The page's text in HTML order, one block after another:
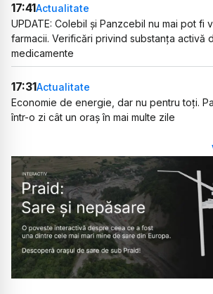
17:41Actualitate
UPDATE: Colebil și Panzcebil nu mai pot fi
farmacii. Verificări privind substanța activă
medicamente
17:31Actualitate
Economie de energie, dar nu pentru toți.
într-o zi cât un oraș în mai multe zile